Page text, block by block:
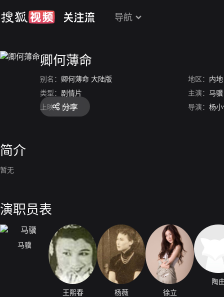
导航
卿何薄命
别名： 卿何薄命 大陆版 地区： 内地
类型： 剧情片 主演： 马骥
上映： 1947 导演： 杨
分享
简介
暂无
演职员表
马骥
王熙春 杨薇 徐立
陶